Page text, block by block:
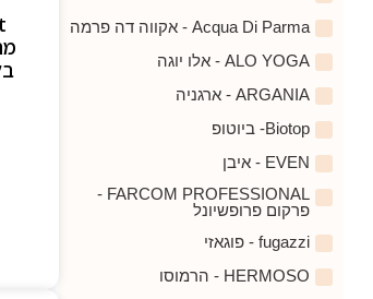
Acqua Di Parma - אקווה דה פרמה
ALO YOGA - אלו יוגה
ARGANIA - ארגניה
Biotop- ביוטופ
EVEN - איבן
FARCOM PROFESSIONAL -
פרקום פרופשיונל
fugazzi - פוגאזי
HERMOSO - הרמוסו